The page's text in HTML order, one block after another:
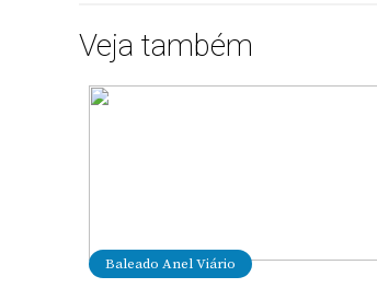
Veja também
Baleado Anel Viário